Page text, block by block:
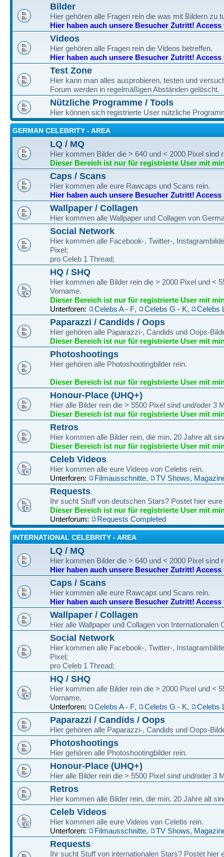
Bilder
Hier gehören alle Fragen rein die was mit Bildern zu
Hier haben auch unsere Besucher Zutritt!
Videos
Hier gehören alle Fragen rein die Videos betreffen.
Hier haben auch unsere Besucher Zutritt!
Test Zone
Hier kann man alles ausprobieren, testen und
Forum werden in regelmäßigen Abständen gelöscht.
Nützliche Programme / Tools
Hier können sich registrierte User nützliche
GERMAN CELEBRITY - AREA
LQ / MQ
Hier kommen Bilder die > 640 und < 2000 Pixel sind
Dieser Bereich ist nur für registrierte User mit
Caps / Scans
Hier kommen alle eure Rawcaps und Scans rein.
Hier haben auch unsere Besucher Zutritt!
Wallpaper / Collagen
Hier kommen alle Wallpaper und Collagen von
Social Network
Hier kommen alle Facebook-, Twitter-,
Pixel;
pro Celeb 1 Thread;
HQ / SHQ
Hier kommen alle Bilder rein die > 2000 Pixel und <
Vorname.
Dieser Bereich ist nur für registrierte User mit
Unterforen:
Celebs A - F, Celebs G - K, Celebs
Paparazzi / Candids / Oops
Hier gehören alle Paparazzi-, Candids und Oops-
Dieser Bereich ist nur für registrierte User mit
Photoshootings
Hier gehören alle Photoshootingbilder rein.
Dieser Bereich ist nur für registrierte User mit
Honour-Place (UHQ+)
Hier alle Bilder rein die > 5500 Pixel sind und/oder 3
Dieser Bereich ist nur für registrierte User mit
Retros
Hier kommen alle Bilder rein, die min. 20 Jahre alt
Dieser Bereich ist nur für registrierte User mit
Celeb Videos
Hier kommen alle eure Videos von Celebs rein.
Unterforen:
Filmausschnitte, TV Shows,
Requests
Ihr sucht Stuff von deutschen Stars? Postet hier
Dieser Bereich ist nur für registrierte User mit
Unterforum:
Requests Completed
INTERNATIONAL CELEBRITY - AREA
LQ / MQ
Hier kommen Bilder die > 640 und < 2000 Pixel sind
Hier haben auch unsere Besucher Zutritt!
Caps / Scans
Hier kommen alle eure Rawcaps und Scans rein.
Hier haben auch unsere Besucher Zutritt!
Wallpaper / Collagen
Hier alle Wallpaper und Collagen von Internationalen
Social Network
Hier kommen alle Facebook-, Twitter-,
Pixel;
pro Celeb 1 Thread;
HQ / SHQ
Hier kommen alle Bilder rein die > 2000 Pixel und <
Vorname.
Unterforen:
Celebs A - F, Celebs G - K, Celebs
Paparazzi / Candids / Oops
Hier gehören alle Paparazzi-, Candids und Oops-
Photoshootings
Hier gehören alle Photoshootingbilder rein.
Honour-Place (UHQ+)
Hier alle Bilder rein die > 5500 Pixel sind und/oder 3
Retros
Hier kommen alle Bilder rein, die min. 20 Jahre alt
Celeb Videos
Hier kommen alle eure Videos von Celebs rein.
Unterforen:
Filmausschnitte, TV Shows,
Requests
Ihr sucht Stuff von internationalen Stars? Postet hier